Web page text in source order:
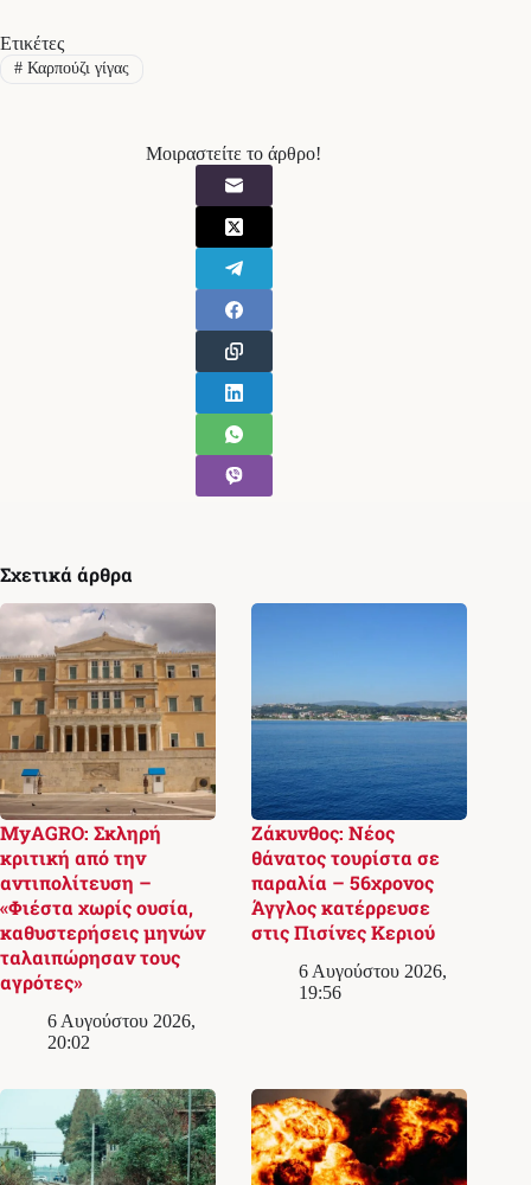
Ετικέτες
#Καρπούζι γίγας
Μοιραστείτε το άρθρο!
Σχετικά άρθρα
MyAGRO: Σκληρή
κριτική από την
αντιπολίτευση –
«Φιέστα χωρίς ουσία,
καθυστερήσεις μηνών
ταλαιπώρησαν τους
αγρότες»
6 Αυγούστου 2026,
20:02
Ζάκυνθος: Νέος
θάνατος τουρίστα σε
παραλία – 56χρονος
Άγγλος κατέρρευσε
στις Πισίνες Κεριού
6 Αυγούστου 2026,
19:56